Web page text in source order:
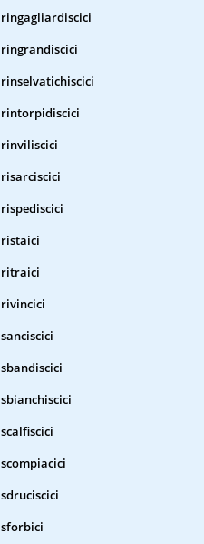
ringagliardiscici
ringrandiscici
rinselvatichiscici
rintorpidiscici
rinviliscici
risarciscici
rispediscici
ristaici
ritraici
rivincici
sanciscici
sbandiscici
sbianchiscici
scalfiscici
scompiacici
sdruciscici
sforbici